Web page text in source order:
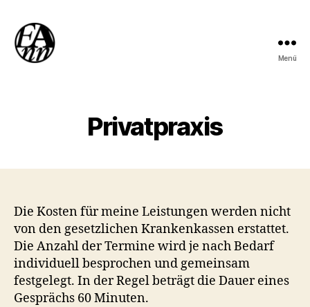
Menü
Privatpraxis
Die Kosten für meine Leistungen werden nicht
von den gesetzlichen Krankenkassen erstattet.
Die Anzahl der Termine wird je nach Bedarf
individuell besprochen und gemeinsam
festgelegt. In der Regel beträgt die Dauer eines
Gesprächs 60 Minuten.